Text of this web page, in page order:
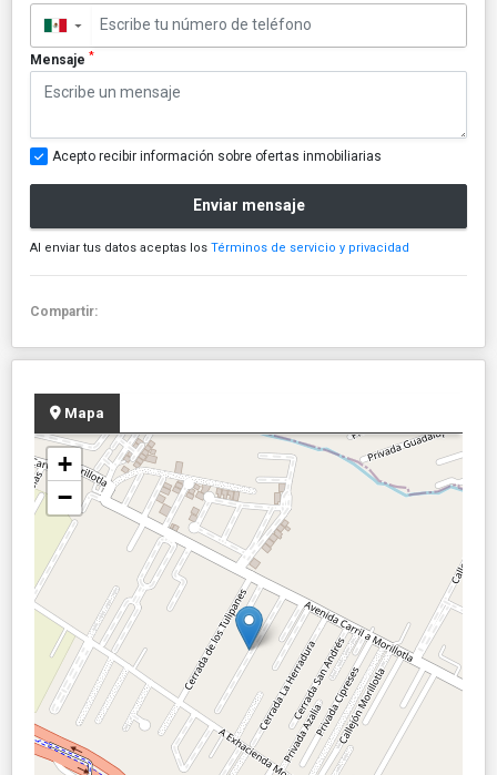
▼
Mensaje *
Acepto recibir información sobre ofertas inmobiliarias
Enviar mensaje
Al enviar tus datos aceptas los Términos de servicio y privacidad
Compartir:
Mapa
+
−